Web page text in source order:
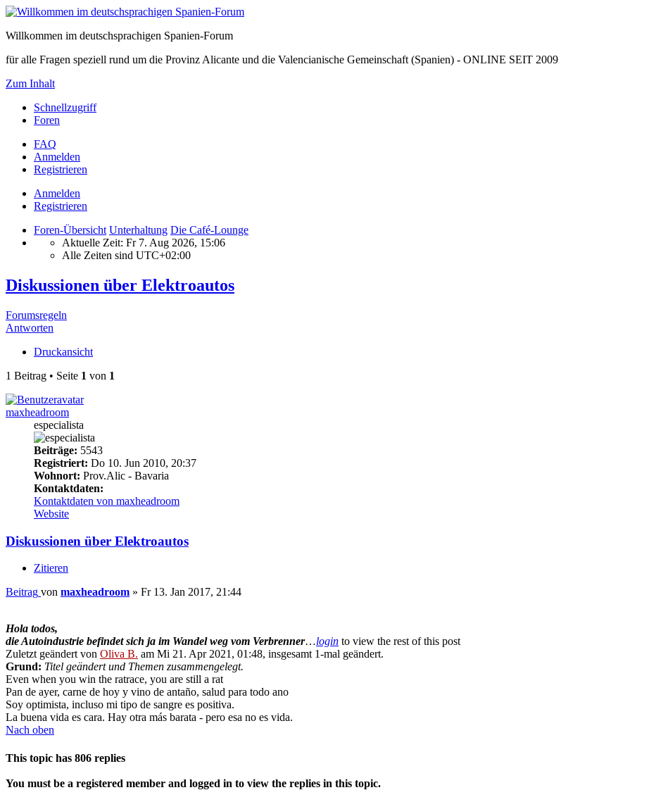
Willkommen im deutschsprachigen Spanien-Forum
für alle Fragen speziell rund um die Provinz Alicante und die Valencianische Gemeinschaft (Spanien) - ONLINE SEIT 2009
Zum Inhalt
Schnellzugriff
Foren
FAQ
Anmelden
Registrieren
Anmelden
Registrieren
Foren-Übersicht Unterhaltung Die Café-Lounge
Aktuelle Zeit: Fr 7. Aug 2026, 15:06
Alle Zeiten sind UTC+02:00
Diskussionen über Elektroautos
Forumsregeln
Antworten
Druckansicht
1 Beitrag • Seite 1 von 1
maxheadroom
especialista
Beiträge: 5543
Registriert: Do 10. Jun 2010, 20:37
Wohnort: Prov.Alic - Bavaria
Kontaktdaten:
Kontaktdaten von maxheadroom
Website
Diskussionen über Elektroautos
Zitieren
Beitrag von maxheadroom » Fr 13. Jan 2017, 21:44
Hola todos,
die Autoindustrie befindet sich ja im Wandel weg vom Verbrenner…login to view the rest of this post
Zuletzt geändert von Oliva B. am Mi 21. Apr 2021, 01:48, insgesamt 1-mal geändert.
Grund: Titel geändert und Themen zusammengelegt.
Even when you win the ratrace, you are still a rat
Pan de ayer, carne de hoy y vino de antaño, salud para todo ano
Soy optimista, incluso mi tipo de sangre es positiva.
La buena vida es cara. Hay otra más barata - pero esa no es vida.
Nach oben
This topic has 806 replies
You must be a registered member and logged in to view the replies in this topic.